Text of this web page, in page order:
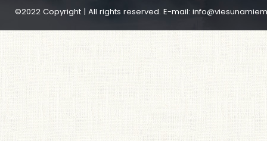
©2022 Copyright | All rights reserved. E-mail: